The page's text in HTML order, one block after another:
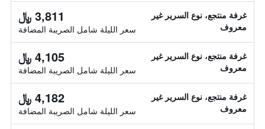
غرفة منتجع، نوع السرير غير
معروف
3,811 ﷼
سعر الليلة شامل الصريبة المضافة
غرفة منتجع، نوع السرير غير
معروف
4,105 ﷼
سعر الليلة شامل الصريبة المضافة
غرفة منتجع، نوع السرير غير
معروف
4,182 ﷼
سعر الليلة شامل الصريبة المضافة